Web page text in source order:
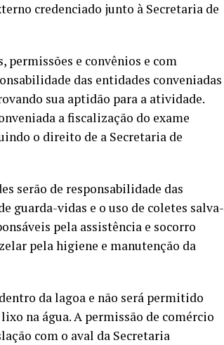
credenciado junto à Secretaria de
e convênios e com
das entidades conveniadas
sua aptidão para a atividade.
a fiscalização do exame
o direito de a Secretaria de
serão de responsabilidade das
guarda-vidas e o uso de coletes salva-
pela assistência e socorro
pela higiene e manutenção da
da lagoa e não será permitido
na água. A permissão de comércio
com o aval da Secretaria